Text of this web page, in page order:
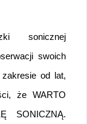
sonicznej
swoich
od lat,
że WARTO
SONICZNĄ.